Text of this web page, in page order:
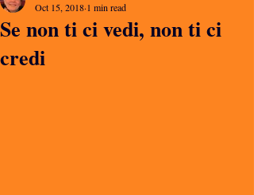
Se non ti ci vedi, non ti ci
credi
Oct 15, 2018 1 min read